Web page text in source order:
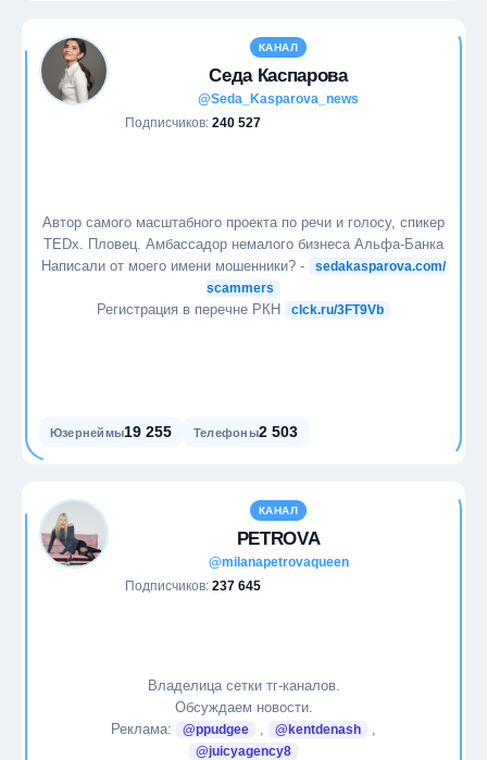
КАНАЛ
Седа Каспарова
@Seda_Kasparova_news
Подписчиков: 240 527
Автор самого масштабного проекта по речи и голосу, спикер
TEDx. Пловец. Амбассадор немалого бизнеса Альфа-Банка
Написали от моего имени мошенники? -
sedakasparova.com/
scammers
Регистрация в перечне РКН clck.ru/3FT9Vb
Юзернеймы19 255 Телефоны2 503
КАНАЛ
PETROVA
@milanapetrovaqueen
Подписчиков: 237 645
Владелица сетки тг-каналов.
Обсуждаем новости.
Реклама:
@ppudgee @kentdenash
@juicyagency8